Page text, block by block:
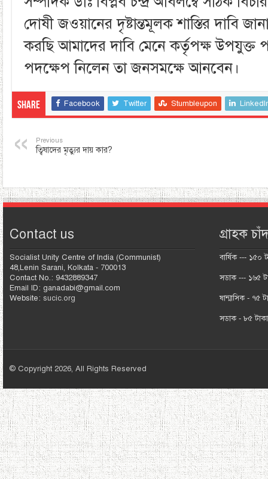
দোষী জওয়ানের দৃষ্টান্তমূলক শাস্তির দাবি
করছি আমাদের দাবি মেনে কর্তৃপক্ষ উপযুক্ত
পদক্ষেপ নিলেন তা জনসমক্ষে আনবেন।
Share Facebook Twitter Stumbleupon
Previous
ত্বিষাদের মৃত্যুর দায় কার?
Contact us
Socialist Unity Centre of India (Communist)
48,Lenin Sarani, Kolkata - 700013
Contact No.: 9432889347
Email ID: ganadabi@gmail.com
Website: sucic.org
গ্রাহক
বার্ষিক --- ১৫০
সডাক --- ১৬৫
ষান্মাসিক - ৭৫
সডাক - ৮৫ টাকা
© Copyright 2026, All Rights Reserved